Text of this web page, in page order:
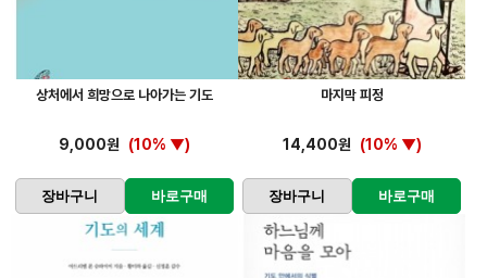
상처에서 희망으로 나아가는 기도
9,000원 (10% ▼)
장바구니 바로구매
마지막 피정
14,400원 (10% ▼)
장바구니 바로구매